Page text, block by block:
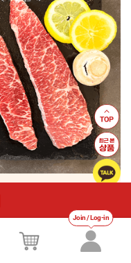
Join / Log-in